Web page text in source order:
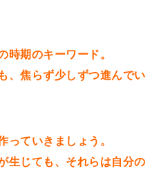
時期のキーワード。
、焦らず少しずつ進んでい
っていきましょう。
生じても、それらは自分の